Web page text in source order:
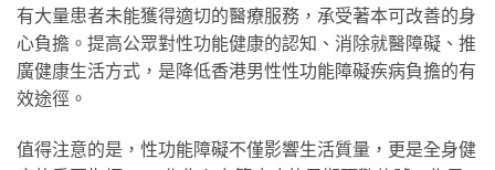
有大量患者未能獲得適切的醫療服務，承受著本可改善的身
心負擔。提高公眾對性功能健康的認知、消除就醫障礙、推
廣健康生活方式，是降低香港男性性功能障礙疾病負擔的有
效途徑。
值得注意的是，性功能障礙不僅影響生活質量，更是全身健